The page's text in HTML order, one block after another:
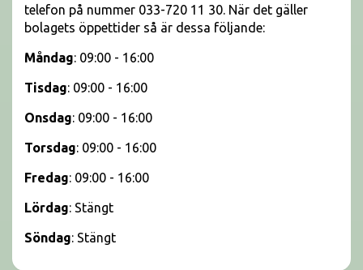
telefon på nummer 033-720 11 30. När det gäller
bolagets öppettider så är dessa följande:
Måndag: 09:00 - 16:00
Tisdag: 09:00 - 16:00
Onsdag: 09:00 - 16:00
Torsdag: 09:00 - 16:00
Fredag: 09:00 - 16:00
Lördag: Stängt
Söndag: Stängt